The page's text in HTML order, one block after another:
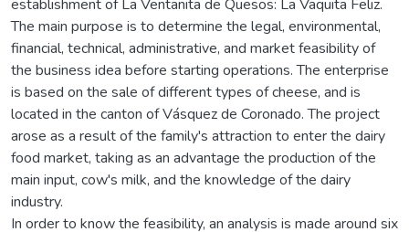
establishment of La Ventanita de Quesos: La Vaquita Feliz.
The main purpose is to determine the legal, environmental,
financial, technical, administrative, and market feasibility of
the business idea before starting operations. The enterprise
is based on the sale of different types of cheese, and is
located in the canton of Vásquez de Coronado. The project
arose as a result of the family's attraction to enter the dairy
food market, taking as an advantage the production of the
main input, cow's milk, and the knowledge of the dairy
industry.
In order to know the feasibility, an analysis is made around six